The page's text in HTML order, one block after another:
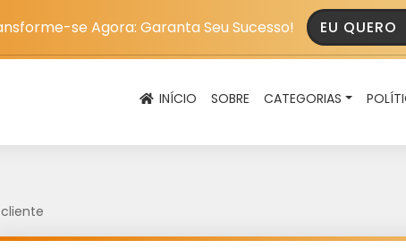
se Agora: Garanta Seu Sucesso! EU QUERO
INÍCIO SOBRE CATEGORIAS